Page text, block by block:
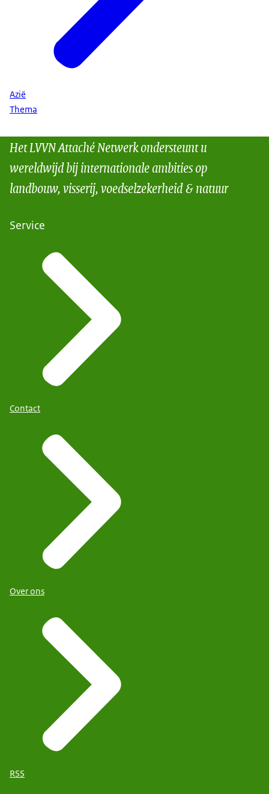
Azië
Thema
Het LVVN Attaché Netwerk ondersteunt u
wereldwijd bij internationale ambities op
landbouw, visserij, voedselzekerheid & natuur
Service
Contact
Over ons
RSS